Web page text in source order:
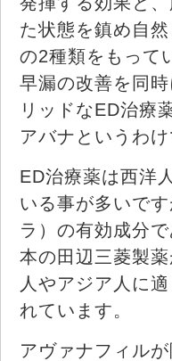
た状態を鎮め自
の2種類をもって
早漏の改善を同
リッドなED治療
アバナというわけ
ED治療薬は西洋
いる事が多いで
ラ）の有効成分
本の田辺三菱製
人やアジア人に
れています。
アヴァナフィル